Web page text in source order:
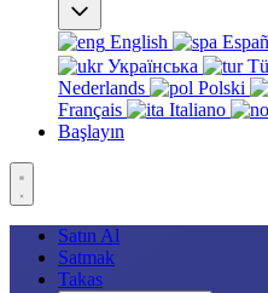
English
Українська
Nederlands
Polski
Français
Italiano
Başlayın
Satın Al
Satmak
Takas